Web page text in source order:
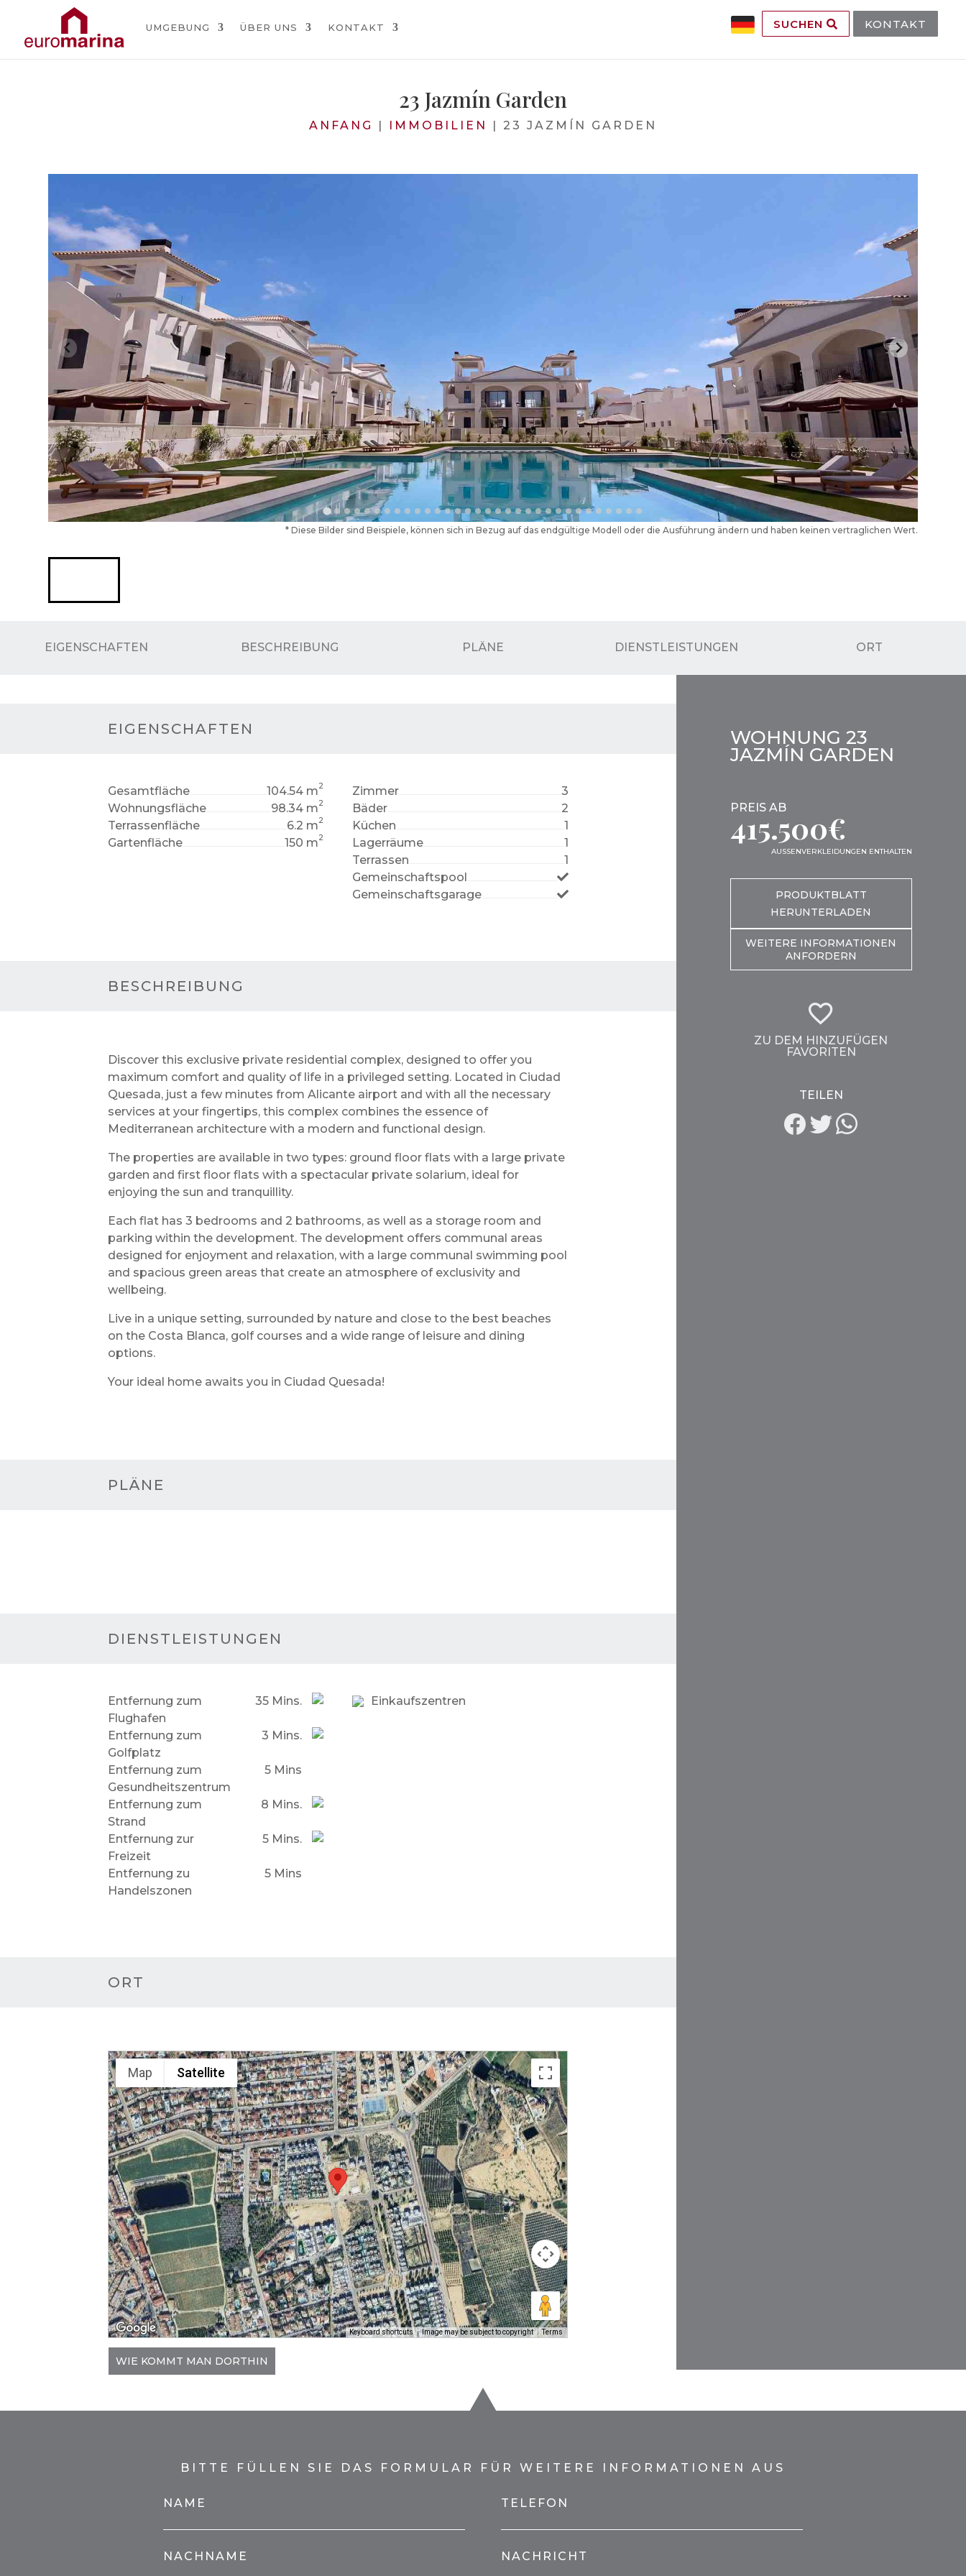
UMGEBUNG ÜBER UNS KONTAKT SUCHEN KONTAKT
23 Jazmín Garden
ANFANG | IMMOBILIEN | 23 JAZMÍN GARDEN
* Diese Bilder sind Beispiele, können sich in Bezug auf das endgültige Modell oder die Ausführung ändern und haben keinen vertraglichen Wert.
EIGENSCHAFTEN BESCHREIBUNG PLÄNE DIENSTLEISTUNGEN ORT
EIGENSCHAFTEN
Gesamtfläche 104.54 m2
Wohnungsfläche 98.34 m2
Terrassenfläche 6.2 m2
Gartenfläche 150 m2
Zimmer
3
Bäder
2
Küchen
1
Lagerräume
1
Terrassen
1
Gemeinschaftspool
Gemeinschaftsgarage
BESCHREIBUNG
Discover this exclusive private residential complex, designed to offer you
maximum comfort and quality of life in a privileged setting. Located in Ciudad
Quesada, just a few minutes from Alicante airport and with all the necessary
services at your fingertips, this complex combines the essence of
Mediterranean architecture with a modern and functional design.
The properties are available in two types: ground floor flats with a large private
garden and first floor flats with a spectacular private solarium, ideal for
enjoying the sun and tranquillity.
Each flat has 3 bedrooms and 2 bathrooms, as well as a storage room and
parking within the development. The development offers communal areas
designed for enjoyment and relaxation, with a large communal swimming pool
and spacious green areas that create an atmosphere of exclusivity and
wellbeing.
Live in a unique setting, surrounded by nature and close to the best beaches
on the Costa Blanca, golf courses and a wide range of leisure and dining
options.
Your ideal home awaits you in Ciudad Quesada!
PLÄNE
DIENSTLEISTUNGEN
Entfernung zum
Flughafen
35 Mins.
Entfernung zum
Golfplatz
3 Mins.
Entfernung zum
Gesundheitszentrum
5 Mins
Entfernung zum
Strand
8 Mins.
Entfernung zur
Freizeit
5 Mins.
Entfernung zu
Handelszonen
5 Mins
Einkaufszentren
ORT
Map Satellite
Keyboard shortcuts Image may be subject to copyright Terms
WIE KOMMT MAN DORTHIN
WOHNUNG 23
JAZMÍN GARDEN
PREIS AB
415.500€
AUSSENVERKLEIDUNGEN ENTHALTEN
PRODUKTBLATT
HERUNTERLADEN
WEITERE INFORMATIONEN
ANFORDERN
ZU DEM HINZUFÜGEN
FAVORITEN
TEILEN
BITTE FÜLLEN SIE DAS FORMULAR FÜR WEITERE INFORMATIONEN AUS
NAME
NACHNAME
TELEFON
NACHRICHT